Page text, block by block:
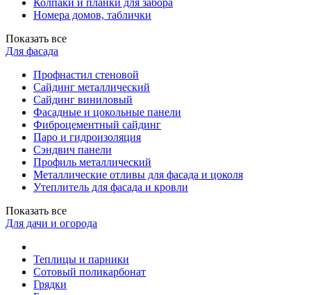
Колпаки и планки для забора
Номера домов, таблички
Показать все
Для фасада
Профнастил стеновой
Сайдинг металлический
Сайдинг виниловый
Фасадные и цокольные панели
Фиброцементный сайдинг
Паро и гидроизоляция
Сэндвич панели
Профиль металлический
Металлические отливы для фасада и цоколя
Утеплитель для фасада и кровли
Показать все
Для дачи и огорода
Теплицы и парники
Сотовый поликарбонат
Грядки